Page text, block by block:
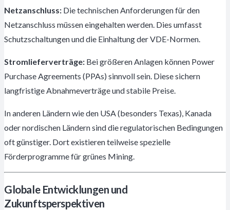
Netzanschluss: Die technischen Anforderungen für den
Netzanschluss müssen eingehalten werden. Dies umfasst
Schutzschaltungen und die Einhaltung der VDE-Normen.
Stromlieferverträge: Bei größeren Anlagen können Power
Purchase Agreements (PPAs) sinnvoll sein. Diese sichern
langfristige Abnahmeverträge und stabile Preise.
In anderen Ländern wie den USA (besonders Texas), Kanada
oder nordischen Ländern sind die regulatorischen Bedingungen
oft günstiger. Dort existieren teilweise spezielle
Förderprogramme für grünes Mining.
Globale Entwicklungen und
Zukunftsperspektiven